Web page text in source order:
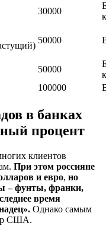
30000
50000
50000
100000
в банках
процент
клиентов
При этом россияне
и евро, но
– фунты, франки,
время
Однако самым
США.